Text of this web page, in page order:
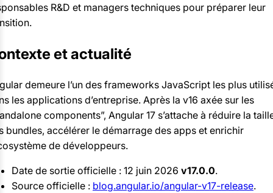
R&D et managers techniques pour préparer leur
et actualité
demeure l’un des frameworks JavaScript les plus
les applications d’entreprise. Après la v16 axée sur les
components”, Angular 17 s’attache à réduire la
bundles, accélérer le démarrage des apps et enrichir
de développeurs.
Date de sortie officielle : 12 juin 2026 v17.0.0.
Source officielle : blog.angular.io/angular-v17-release.